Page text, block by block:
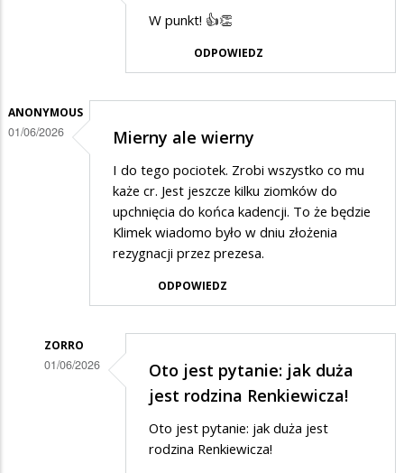
odpowiedzi
na
prezydenta
W punkt! 👍👏
ODPOWIEDZ
ANONYMOUS
01/06/2026 Mierny ale wierny
I do tego pociotek. Zrobi wszystko co mu
każe cr. Jest jeszcze kilku ziomków do
upchnięcia do końca kadencji. To że będzie
Klimek wiadomo było w dniu złożenia
rezygnacji przez prezesa.
ODPOWIEDZ
ZORRO
01/06/2026
Oto jest pytanie: jak duża
jest rodzina Renkiewicza!
Oto jest pytanie: jak duża jest
rodzina Renkiewicza!